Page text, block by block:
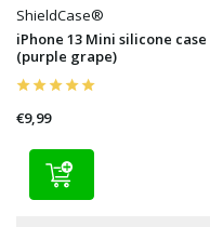
ShieldCase®
iPhone 13 Mini silicone case
(purple grape)
€9,99